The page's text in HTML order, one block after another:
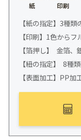
紙 印刷
【紙の指定】3種
【印刷】1色から
【箔押し】 金箔
【紐の指定】 8種
【表面加工】PP